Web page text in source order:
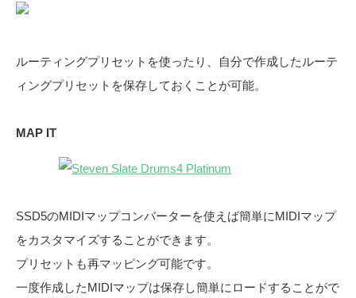
ルーティングプリセットを使ったり、自分で作成したルーテ
ィングプリセットを保存しておくことが可能。
MAP IT
SSD5のMIDIマップコンバーターを使えば簡単にMIDIマップ
をカスタマイズすることができます。
プリセットも再マッピング可能です。
一度作成したMIDIマップは保存し簡単にロードすることがで